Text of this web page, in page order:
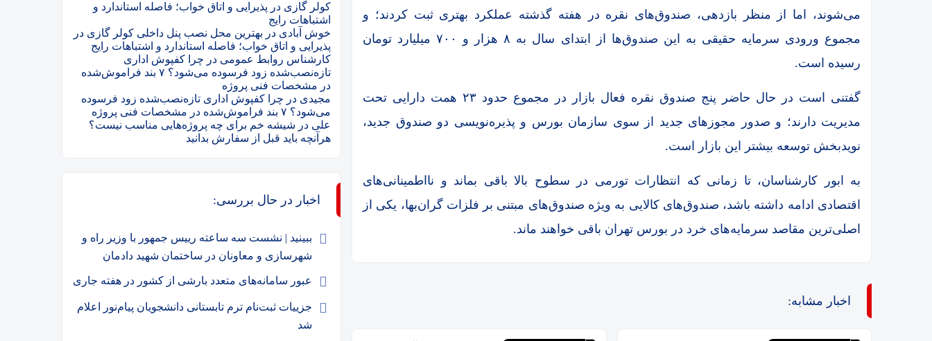
می‌شوند، اما از منظر بازدهی، صندوق‌های نقره در هفته گذشته عملکرد بهتری ثبت کردند؛ و
مجموع ورودی سرمایه حقیقی به این صندوق‌ها از ابتدای سال به ۸ هزار و ۷۰۰ میلیارد تومان
رسیده است.
گفتنی است در حال حاضر پنج صندوق نقره فعال بازار در مجموع حدود ۲۳ همت دارایی تحت
مدیریت دارند؛ و صدور مجوزهای جدید از سوی سازمان بورس و پذیره‌نویسی دو صندوق جدید،
نویدبخش توسعه بیشتر این بازار است.
به ابور کارشناسان، تا زمانی که انتظارات تورمی در سطوح بالا باقی بماند و نااطمینانی‌های
اقتصادی ادامه داشته باشد، صندوق‌های کالایی به ویژه صندوق‌های مبتنی بر فلزات گران‌بها، یکی از
اصلی‌ترین مقاصد سرمایه‌های خرد در بورس تهران باقی خواهند ماند.
اخبار مشابه:
کولر گازی در پذیرایی و اتاق خواب؛ فاصله استاندارد و
اشتباهات رایج
خوش آبادی در بهترین محل نصب پنل داخلی کولر گازی در
پذیرایی و اتاق خواب؛ فاصله استاندارد و اشتباهات رایج
کارشناس روابط عمومی در چرا کفپوش اداری
تازه‌نصب‌شده زود فرسوده می‌شود؟ ۷ بند فراموش‌شده
در مشخصات فنی پروژه
مجیدی در چرا کفپوش اداری تازه‌نصب‌شده زود فرسوده
می‌شود؟ ۷ بند فراموش‌شده در مشخصات فنی پروژه
علی در شیشه خم برای چه پروژه‌هایی مناسب نیست؟
هرآنچه باید قبل از سفارش بدانید
اخبار در حال بررسی:
ببینید | نشست سه ساعته رییس جمهور با وزیر راه و
شهرسازی و معاونان در ساختمان شهید دادمان
عبور سامانه‌های متعدد بارشی از کشور در هفته جاری
جزییات ثبت‌نام ترم تابستانی دانشجویان پیام‌نور اعلام
شد